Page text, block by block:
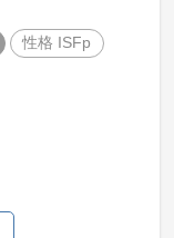
性格 ISFp